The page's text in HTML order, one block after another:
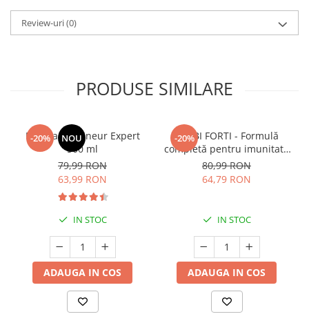
Review-uri(0)
PRODUSE SIMILARE
-20% NOU
Manhaē Draineur Expert
500 ml
79,99 RON
63,99 RON
IN STOC
ADAUGA IN COS
-20%
BIMBI FORTI - Formulă
completă pentru imunitate
și respirator copii > 3 ani
80,99 RON
64,79 RON
IN STOC
ADAUGA IN COS